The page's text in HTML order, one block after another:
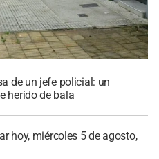
de un jefe policial: un
herido de bala
hoy, miércoles 5 de agosto,